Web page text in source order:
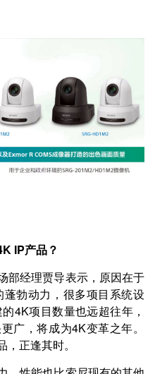
IP产品？
部经理贾导表示，原因在于
勃动力，很多项目系统设
4K项目数量也远超往年，
广，将成为4K变革之年。
正逢其时。